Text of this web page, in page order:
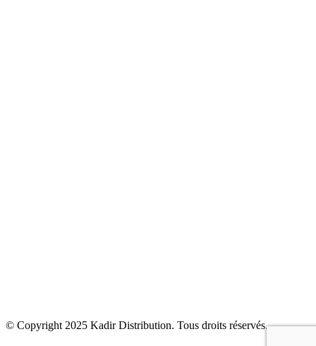
© Copyright 2025 Kadir Distribution. Tous droits réservés.